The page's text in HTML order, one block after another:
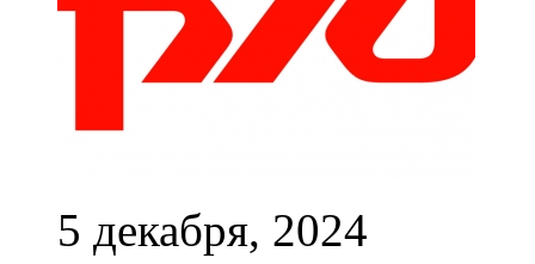
5 декабря, 2024